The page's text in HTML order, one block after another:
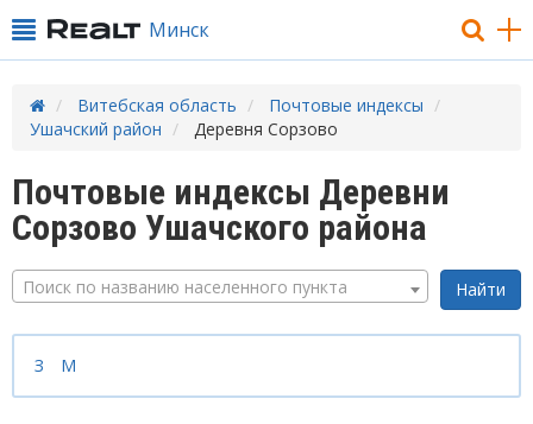
Минск
Витебская область
Почтовые индексы
Ушачский район
Деревня Сорзово
Почтовые индексы Деревни
Сорзово Ушачского района
Поиск по названию населенного пункта
З М